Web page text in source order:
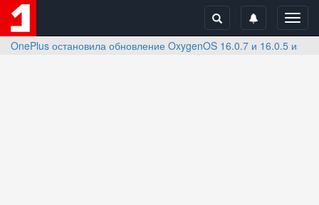
OnePlus остановила обновление OxygenOS 16.0.7 и 16.0.5 из-за